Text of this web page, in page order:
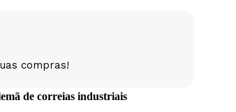
compras!
de correias industriais